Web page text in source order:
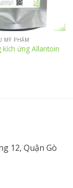
MỸ PHẨM
kích ứng Allantoin
12, Quận Gò